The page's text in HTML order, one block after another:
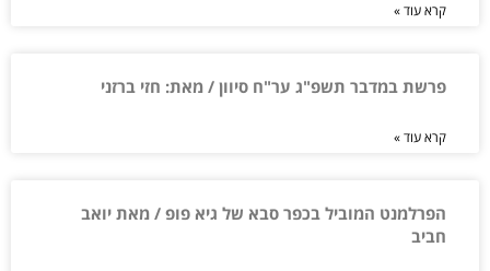
קרא עוד »
פרשת במדבר תשפ"ג ער"ח סיוון / מאת: חזי ברזני
קרא עוד »
הפרלמנט המוביל בכפר סבא של גיא פופ / מאת יואב
חביב